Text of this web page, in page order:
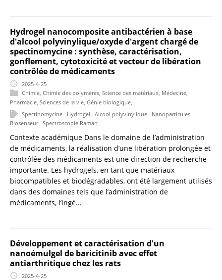
Hydrogel nanocomposite antibactérien à base
d'alcool polyvinylique/oxyde d'argent chargé de
spectinomycine : synthèse, caractérisation,
gonflement, cytotoxicité et vecteur de libération
contrôlée de médicaments
2025-4-25
Chimie Chimie des polymères Science des matériaux Médecine
Pharmacie Sciences de la vie Génie biologique
Spectinomycine
Hydrogel Alcool polyvinylique
Nanoparticules
Biosenseur Spectroscopie Raman
Contexte académique Dans le domaine de l’administration
de médicaments, la réalisation d’une libération prolongée et
contrôlée des médicaments est une direction de recherche
importante. Les hydrogels, en tant que matériaux
biocompatibles et biodégradables, ont été largement utilisés
dans des domaines tels que l’administration de
médicaments, l’ingé...
Développement et caractérisation d'un
nanoémulgel de baricitinib avec effet
antiarthritique chez les rats
2025-4-25